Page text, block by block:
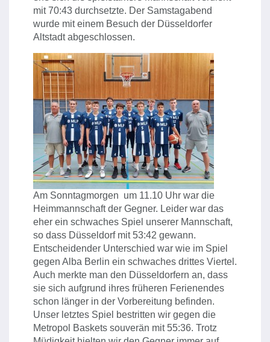
mit 70:43 durchsetzte. Der Samstagabend
wurde mit einem Besuch der Düsseldorfer
Altstadt abgeschlossen.
Am Sonntagmorgen um 11.10 Uhr war die
Heimmannschaft der Gegner. Leider war das
eher ein schwaches Spiel unserer Mannschaft,
so dass Düsseldorf mit 53:42 gewann.
Entscheidender Unterschied war wie im Spiel
gegen Alba Berlin ein schwaches drittes Viertel.
Auch merkte man den Düsseldorfern an, dass
sie sich aufgrund ihres früheren Ferienendes
schon länger in der Vorbereitung befinden.
Unser letztes Spiel bestritten wir gegen die
Metropol Baskets souverän mit 55:36. Trotz